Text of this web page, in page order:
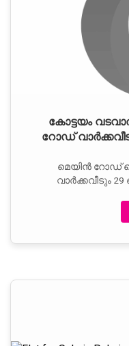
കോട്ടയം
റോഡ്
മെയിന്‍
വാര്‍ക്കവീടും